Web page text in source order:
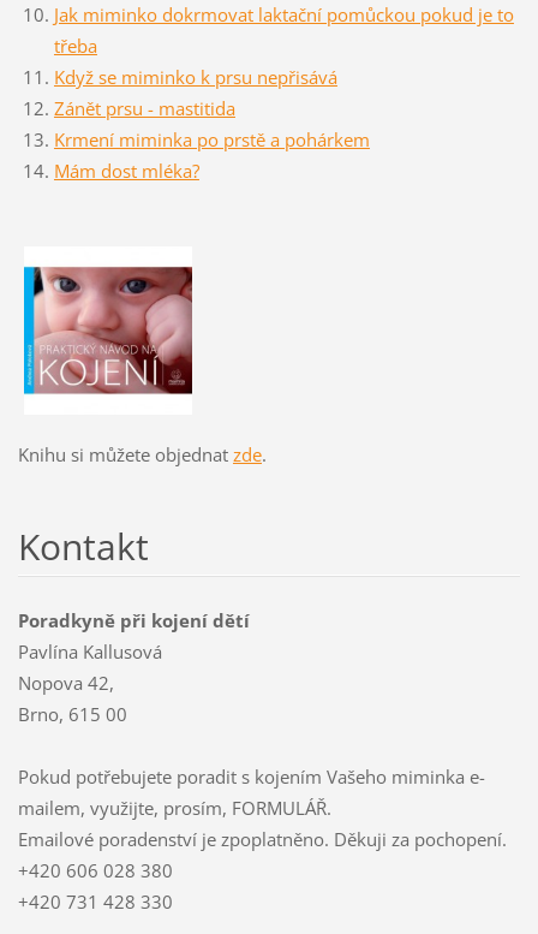
Jak miminko dokrmovat laktační pomůckou pokud je to
třeba
Když se miminko k prsu nepřisává
Zánět prsu - mastitida
Krmení miminka po prstěa pohárkem
Mám dost mléka?
Knihu si můžete objednat zde.
Kontakt
Poradkyně při kojení dětí
Pavlína Kallusová
Nopova 42,
Brno, 615 00
Pokud potřebujete poradit s kojením Vašeho miminka e-
mailem, využijte, prosím, FORMULÁŘ.
Emailové poradenství je zpoplatněno. Děkuji za pochopení.
+420 606 028 380
+420 731 428 330